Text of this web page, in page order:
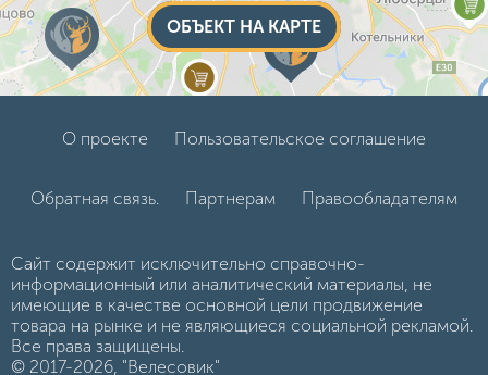
ОБЪЕКТ НА КАРТЕ
О проекте Пользовательское соглашение
Обратная связь. Партнерам Правообладателям
Сайт содержит исключительно справочно-
информационный или аналитический материалы, не
имеющие в качестве основной цели продвижение
товара на рынке и не являющиеся социальной рекламой.
Все права защищены.
© 2017-2026, "Велесовик"